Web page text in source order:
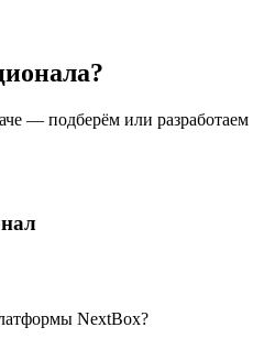
— подберём или разработаем
NextBox?